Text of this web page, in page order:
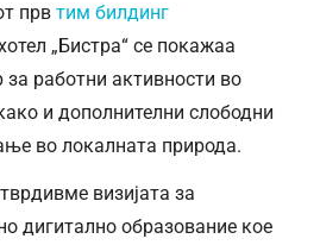
првтим билдинг
„Бистра“ се покажаа
за работни активности во
и дополнителни слободни
во локалната природа.
визијата за
дигитално образование кое